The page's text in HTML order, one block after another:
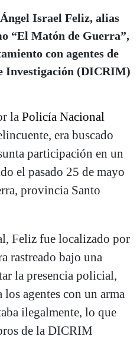
Israel Feliz, alias
“El Matón de Guerra”,
con agentes de
Investigación (DICRIM)
la Policía Nacional
era buscado
participación en un
el pasado 25 de mayo
provincia Santo
Feliz fue localizado por
rastreado bajo una
la presencia policial,
agentes con un arma
ilegalmente, lo que
de la DICRIM